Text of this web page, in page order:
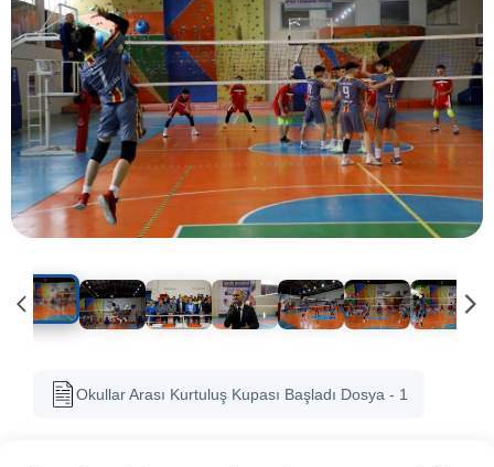
Okullar Arası Kurtuluş Kupası Başladı Dosya - 1